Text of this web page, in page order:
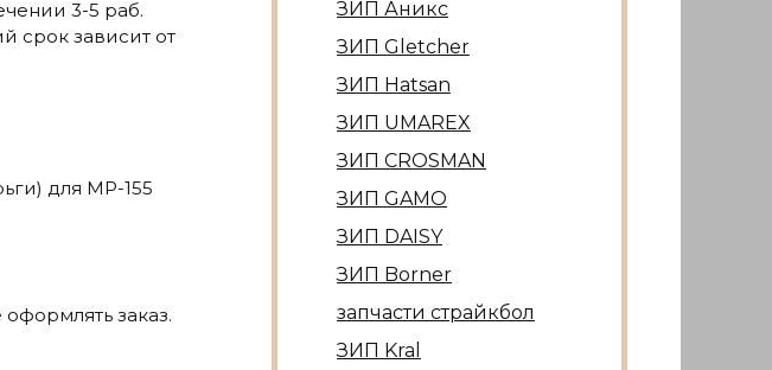
3-5 раб.
срок зависит от
для МР-155
заказ.
ЗИП Аникс
ЗИП Gletcher
ЗИП Hatsan
ЗИП UMAREX
ЗИП CROSMAN
ЗИП GAMO
ЗИП DAISY
ЗИП Borner
запчасти страйкбол
ЗИП Kral